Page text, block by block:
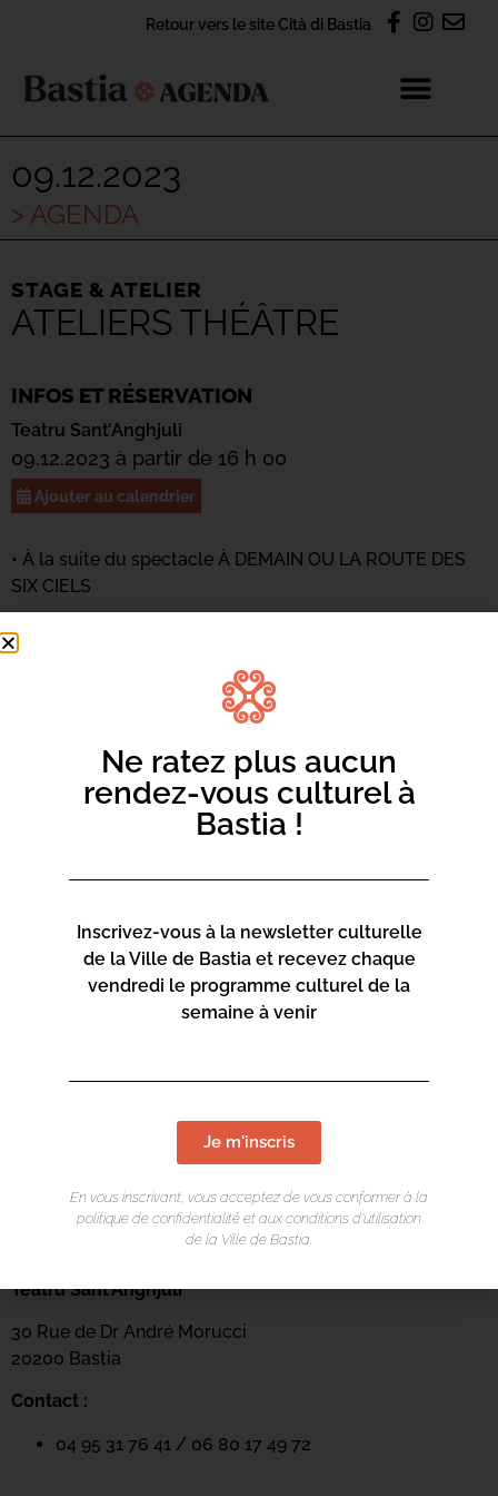
Retour vers le site Cità di Bastia
09.12.2023
> AGENDA
STAGE & ATELIER
ATELIERS THÉÂTRE
INFOS ET RÉSERVATION
Teatru Sant’Anghjuli
09.12.2023 à partir de 16 h 00
Ajouter au calendrier
• À la suite du spectacle À DEMAIN OU LA ROUTE DES
SIX CIELS
À partir de 7 ans
Cet atelier, mené par Céline Vincent et Raphaël
Soleïhavoup aborde la dramaturgie ainsi que le
processus de création. Comment passe-t-on du texte à
la matière et au jeu ? L’envers du décor : la matière des
objets, le théâtre d’ombre ainsi que la marionnette.
Comment sont-ils fabriqués ? Comment les manipuler ?
LIEU DE L'ÉVÉNEMENT
Teatru Sant’Anghjuli
30 Rue de Dr André Morucci
20200 Bastia
Contact :
04 95 31 76 41 / 06 80 17 49 72
Ne ratez plus aucun
rendez-vous culturel à
Bastia !
Inscrivez-vous à la newsletter culturelle
de la Ville de Bastia et recevez chaque
vendredi le programme culturel de la
semaine à venir
Je m'inscris
En vous inscrivant, vous acceptez de vous conformer à la
politique de confidentialité et aux conditions d’utilisation
de la Ville de Bastia.